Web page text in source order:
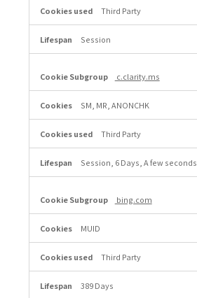
Third Party
Session
c.clarity.ms
SM, MR, ANONCHK
Third Party
Session, 6 Days, A few seconds
bing.com
MUID
Third Party
389 Days